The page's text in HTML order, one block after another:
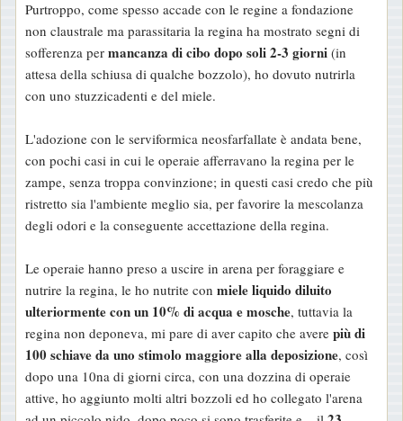
Purtroppo, come spesso accade con le regine a fondazione
non claustrale ma parassitaria la regina ha mostrato segni di
sofferenza per mancanza di cibo dopo soli 2-3 giorni (in
attesa della schiusa di qualche bozzolo), ho dovuto nutrirla
con uno stuzzicadenti e del miele.
L'adozione con le serviformica neosfarfallate è andata bene,
con pochi casi in cui le operaie afferravano la regina per le
zampe, senza troppa convinzione; in questi casi credo che più
ristretto sia l'ambiente meglio sia, per favorire la mescolanza
degli odori e la conseguente accettazione della regina.
Le operaie hanno preso a uscire in arena per foraggiare e
nutrire la regina, le ho nutrite con miele liquido diluito
ulteriormente con un 10% di acqua e mosche, tuttavia la
regina non deponeva, mi pare di aver capito che avere più di
100 schiave da uno stimolo maggiore alla deposizione, così
dopo una 10na di giorni circa, con una dozzina di operaie
attive, ho aggiunto molti altri bozzoli ed ho collegato l'arena